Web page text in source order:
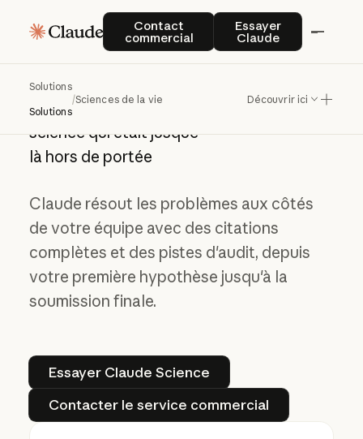
Contact
commercial
Contact commercial
Essayer
Claude
Essayer Claude
Solutions
Solutions
/Sciences de la vie Découvrir ici
Claude pour les équipes des sciences de
la vie
À l'ascension d'une
science qui était jusque-
là hors de portée
Claude résout les problèmes aux côtés
de votre équipe avec des citations
complètes et des pistes d'audit, depuis
votre première hypothèse jusqu'à la
soumission finale.
Essayer Claude Science
Essayer Claude Science
Contacter le service commercial
Contacter le service